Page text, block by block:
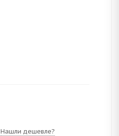
Нашли дешевле?